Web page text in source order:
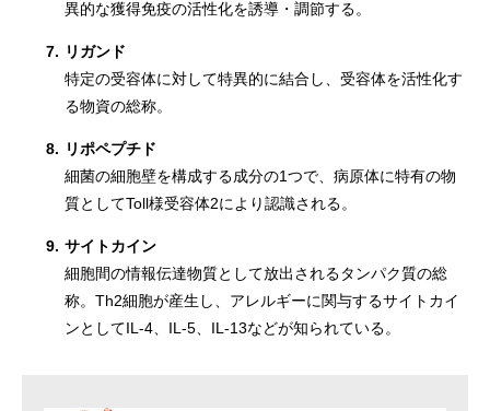
異的な獲得免疫の活性化を誘導・調節する。
7. リガンド
特定の受容体に対して特異的に結合し、受容体を活性化す
る物資の総称。
8. リポペプチド
細菌の細胞壁を構成する成分の1つで、病原体に特有の物
質としてToll様受容体2により認識される。
9. サイトカイン
細胞間の情報伝達物質として放出されるタンパク質の総
称。Th2細胞が産生し、アレルギーに関与するサイトカイ
ンとしてIL-4、IL-5、IL-13などが知られている。